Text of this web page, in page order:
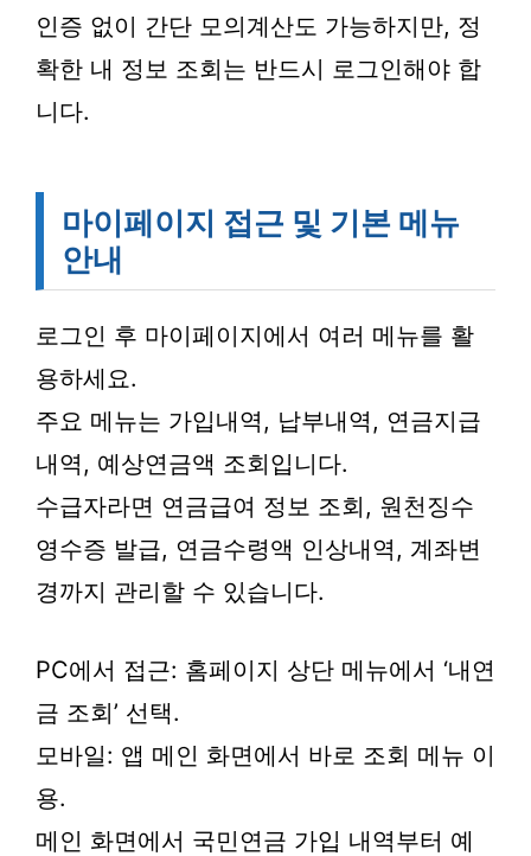
인증 없이 간단 모의계산도 가능하지만, 정
확한 내 정보 조회는 반드시 로그인해야 합
니다.
마이페이지 접근 및 기본 메뉴
안내
로그인 후 마이페이지에서 여러 메뉴를 활
용하세요.
주요 메뉴는 가입내역, 납부내역, 연금지급
내역, 예상연금액 조회입니다.
수급자라면 연금급여 정보 조회, 원천징수
영수증 발급, 연금수령액 인상내역, 계좌변
경까지 관리할 수 있습니다.
PC에서 접근: 홈페이지 상단 메뉴에서 ‘내연
금 조회’ 선택.
모바일: 앱 메인 화면에서 바로 조회 메뉴 이
용.
메인 화면에서 국민연금 가입 내역부터 예